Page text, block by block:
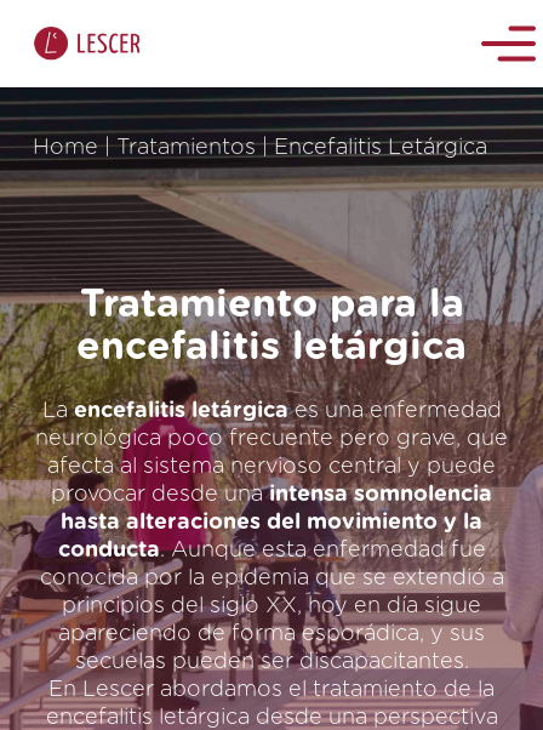
Home|Tratamientos|Encefalitis Letárgica
Tratamiento para la
encefalitis letárgica
Laencefalitis letárgicaes una enfermedad
neurológica poco frecuente pero grave, que
afecta al sistema nervioso central y puede
provocar desde unaintensa somnolencia
hasta alteraciones del movimiento y la
conducta. Aunque esta enfermedad fue
conocida por la epidemia que se extendió a
principios del siglo XX, hoy en día sigue
apareciendo de forma esporádica, y sus
secuelas pueden ser discapacitantes.
En Lescer abordamos el tratamiento de la
encefalitis letárgica desde una perspectiva